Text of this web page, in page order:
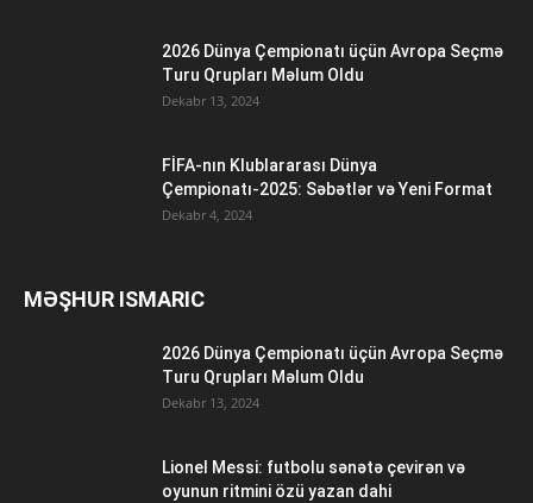
2026 Dünya Çempionatı üçün Avropa Seçmə
Turu Qrupları Məlum Oldu
Dekabr 13, 2024
FİFA-nın Klublararası Dünya
Çempionatı-2025: Səbətlər və Yeni Format
Dekabr 4, 2024
MƏŞHUR ISMARIC
2026 Dünya Çempionatı üçün Avropa Seçmə
Turu Qrupları Məlum Oldu
Dekabr 13, 2024
Lionel Messi: futbolu sənətə çevirən və
oyunun ritmini özü yazan dahi